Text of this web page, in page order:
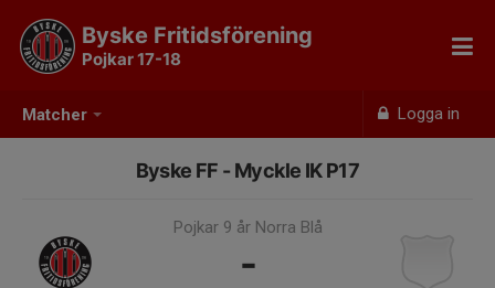
Matcher Logga in
Byske Fritidsförening
Pojkar 17-18
Byske FF - Myckle IK P17
Pojkar 9 år Norra Blå
-